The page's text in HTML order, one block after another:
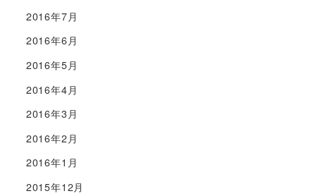
2016年7月
2016年6月
2016年5月
2016年4月
2016年3月
2016年2月
2016年1月
2015年12月